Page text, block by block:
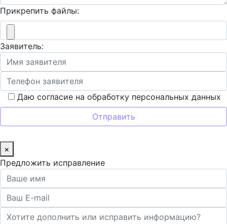
Прикрепить файлы:
Заявитель:
Даю согласие на обработку персональных данных
×
Предложить исправление